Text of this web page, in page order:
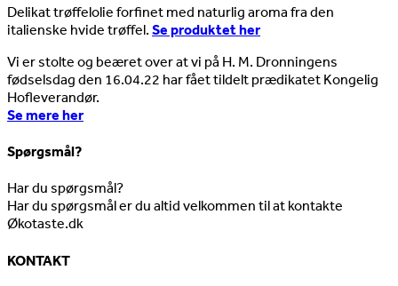
Delikat trøffelolie forfinet med naturlig aroma fra den
italienske hvide trøffel. Se produktet her
Vi er stolte og beæret over at vi på H. M. Dronningens
fødselsdag den 16.04.22 har fået tildelt prædikatet Kongelig
Hofleverandør.
Se mere her
Spørgsmål?
Har du spørgsmål?
Har du spørgsmål er du altid velkommen til at kontakte
Økotaste.dk
KONTAKT